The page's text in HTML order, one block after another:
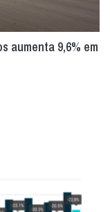
aumenta 9,6% em